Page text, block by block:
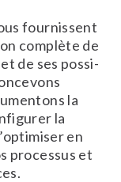
fournissent
complète de
de ses pos­si­
la
la
en
processus et